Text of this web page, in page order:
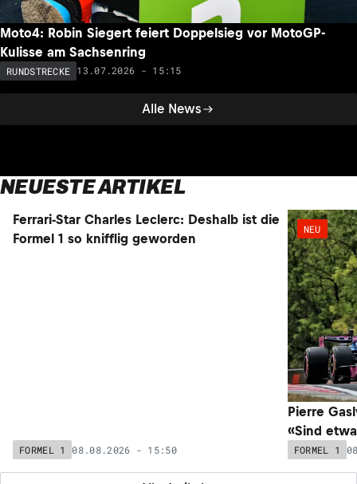
Alle News
Moto4: Robin Siegert feiert Doppelsieg vor MotoGP-
Kulisse am Sachsenring
RUNDSTRECKE 13.07.2026 - 15:15
NEUESTE ARTIKEL
FORMEL 1 08.08.2026 - 15:50
NEU
Pierre
«Sind
FORMEL 1